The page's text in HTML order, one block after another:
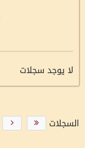
لا يوجد سجلات
السجلات